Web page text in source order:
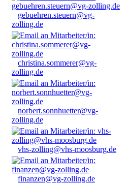
gebuehren.steuern@vg-
zolling.de
christina.sommerer@vg-
zolling.de
norbert.sonnhuetter@vg-
zolling.de
vhs-zolling@vhs-moosburg.de
finanzen@vg-zolling.de